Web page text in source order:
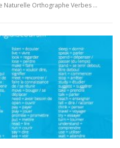
Naturelle Orthographe Verbes …